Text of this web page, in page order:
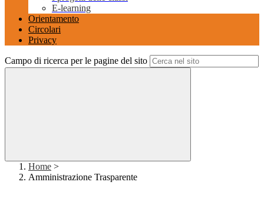
E-learning
Orientamento
Circolari
Privacy
Campo di ricerca per le pagine del sito
Home >
Amministrazione Trasparente